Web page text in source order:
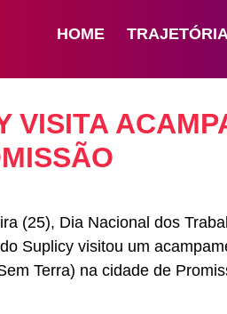
HOME
VISITA
(25), Dia Nacional dos
Suplicy visitou um
Terra) na cidade de